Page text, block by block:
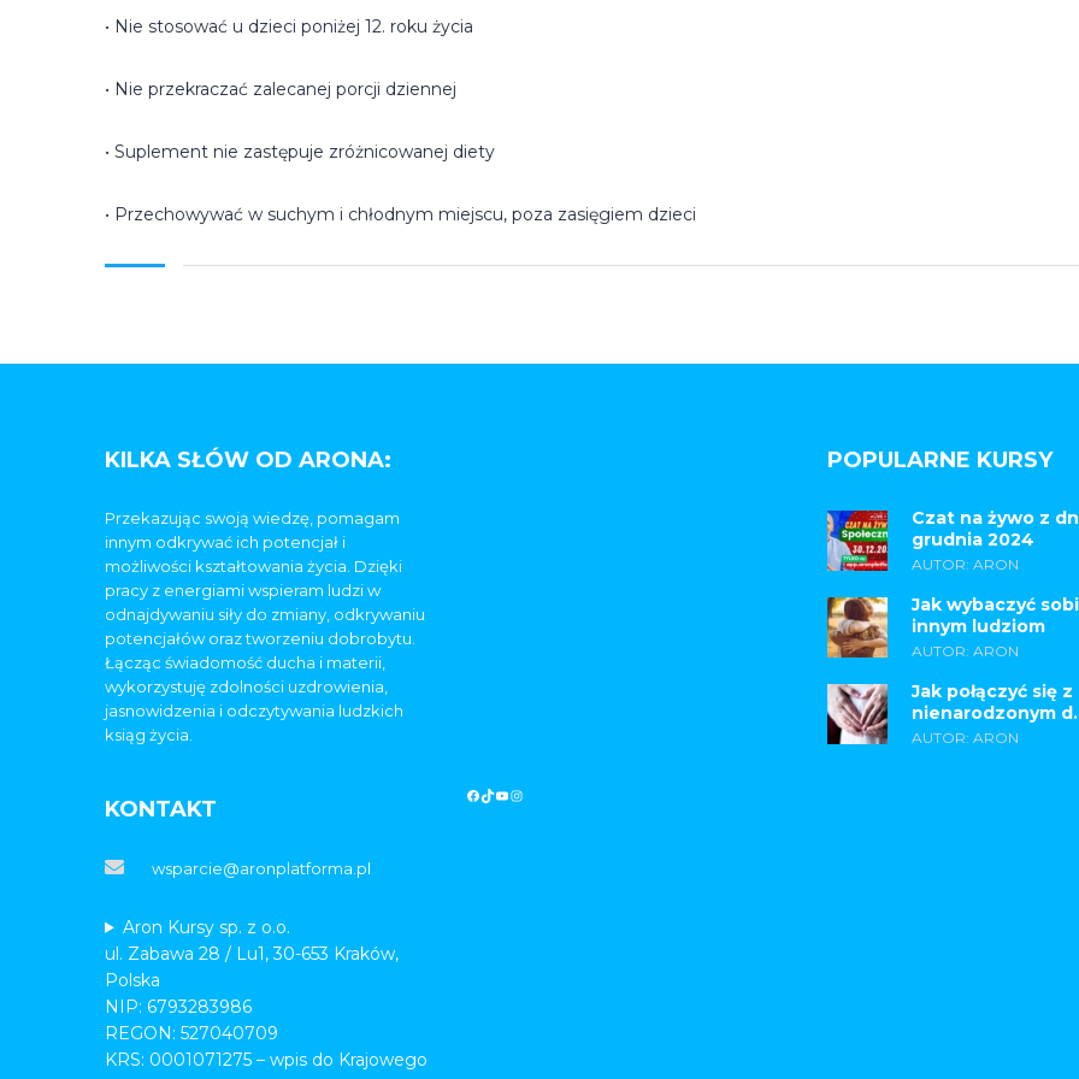
• Nie stosować u dzieci poniżej 12. roku życia
• Nie przekraczać zalecanej porcji dziennej
• Suplement nie zastępuje zróżnicowanej diety
• Przechowywać w suchym i chłodnym miejscu, poza zasięgiem dzieci
KILKA SŁÓW OD ARONA:
Przekazując swoją wiedzę, pomagam
innym odkrywać ich potencjał i
możliwości kształtowania życia. Dzięki
pracy z energiami wspieram ludzi w
odnajdywaniu siły do zmiany, odkrywaniu
potencjałów oraz tworzeniu dobrobytu.
Łącząc świadomość ducha i materii,
wykorzystuję zdolności uzdrowienia,
jasnowidzenia i odczytywania ludzkich
ksiąg życia.
POPULARNE KURSY
Czat na żywo z
grudnia 2024
AUTOR: ARON
Jak wybaczyć
innym ludziom
AUTOR: ARON
Jak połączyć się z
nienarodzonym
AUTOR: ARON
KONTAKT
wsparcie@aronplatforma.pl
Aron Kursy sp. z o.o.
ul. Zabawa 28 / Lu1, 30-653 Kraków,
Polska
NIP: 6793283986
REGON: 527040709
KRS: 0001071275 – wpis do Krajowego